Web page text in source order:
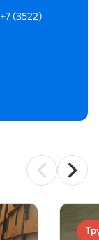
+7 (3522)